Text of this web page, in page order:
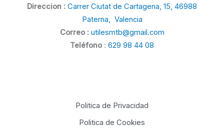
Direccion : Carrer Ciutat de Cartagena, 15, 46988
Paterna, Valencia
Correo : utilesmtb@gmail.com
Teléfono : 629 98 44 08
Politica de Privacidad
Politica de Cookies